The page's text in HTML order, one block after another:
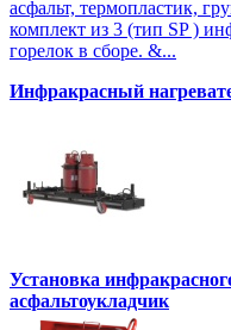
асфальт, термопластик,
комплект из 3 (тип SP )
горелок в сборе. &...
Инфракрасный
Установка
асфальтоукладчик